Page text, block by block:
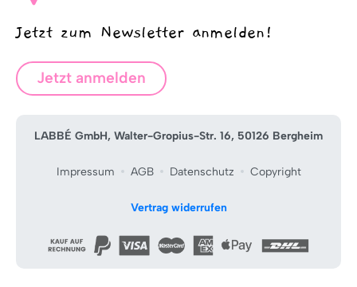
Jetzt zum Newsletter anmelden!
Jetzt anmelden
LABBÉ GmbH, Walter-Gropius-Str. 16, 50126 Bergheim
Impressum AGB Datenschutz Copyright
Vertrag widerrufen